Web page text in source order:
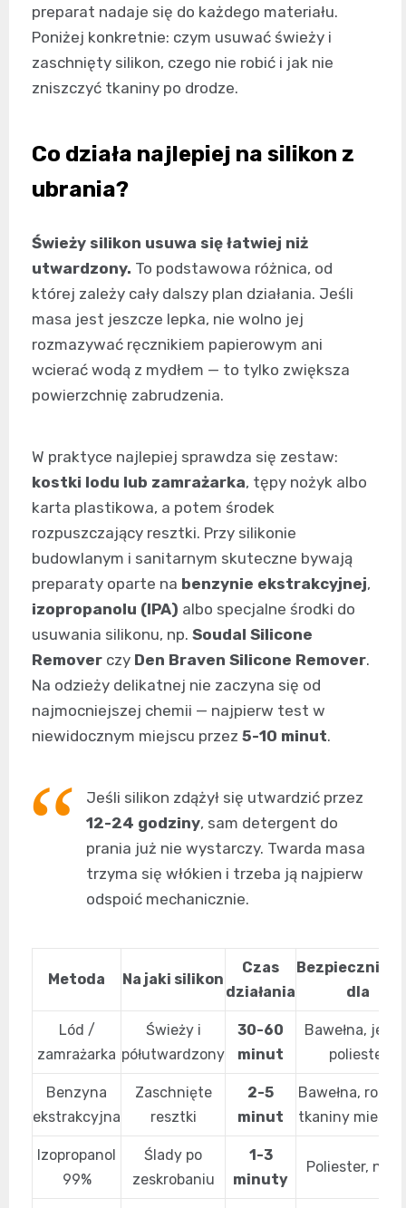
preparat nadaje się do każdego materiału.
Poniżej konkretnie: czym usuwać świeży i
zaschnięty silikon, czego nie robić i jak nie
zniszczyć tkaniny po drodze.
Co działa najlepiej na silikon z
ubrania?
Świeży silikon usuwa się łatwiej niż
utwardzony. To podstawowa różnica, od
której zależy cały dalszy plan działania. Jeśli
masa jest jeszcze lepka, nie wolno jej
rozmazywać ręcznikiem papierowym ani
wcierać wodą z mydłem — to tylko zwiększa
powierzchnię zabrudzenia.
W praktyce najlepiej sprawdza się zestaw:
kostki lodu lub zamrażarka, tępy nożyk albo
karta plastikowa, a potem środek
rozpuszczający resztki. Przy silikonie
budowlanym i sanitarnym skuteczne bywają
preparaty oparte na benzynie ekstrakcyjnej,
izopropanolu (IPA) albo specjalne środki do
usuwania silikonu, np. Soudal Silicone
Remover czy Den Braven Silicone Remover.
Na odzieży delikatnej nie zaczyna się od
najmocniejszej chemii — najpierw test w
niewidocznym miejscu przez 5-10 minut.
Jeśli silikon zdążył się utwardzić przez
12-24 godziny, sam detergent do
prania już nie wystarczy. Twarda masa
trzyma się włókien i trzeba ją najpierw
odspoić mechanicznie.
Metoda Na jaki silikon
Czas
działania
dla
Lód /
zamrażarka
Świeży i
półutwardzony
30-60
minut
Bawełna,
poliester
Benzyna
ekstrakcyjna
Zaschnięte
resztki
2-5
minut
Bawełna,
tkaniny
Izopropanol
99%
Ślady po
zeskrobaniu
1-3
minuty
Poliester,